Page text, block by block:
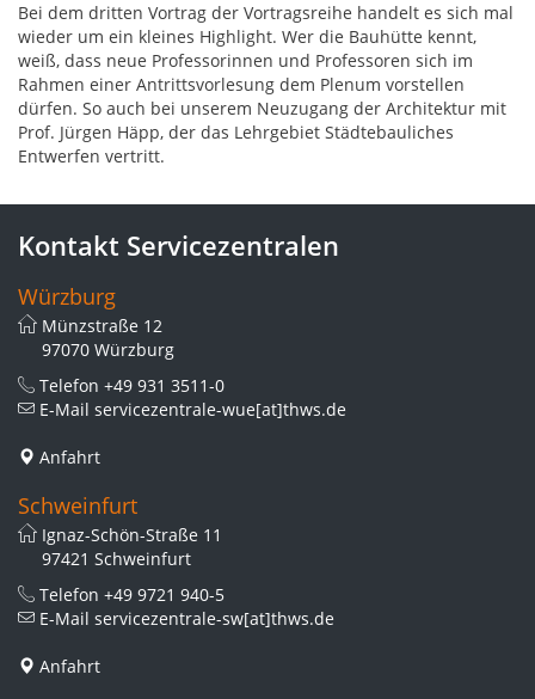
Bei dem dritten Vortrag der Vortragsreihe handelt es sich mal
wieder um ein kleines Highlight. Wer die Bauhütte kennt,
weiß, dass neue Professorinnen und Professoren sich im
Rahmen einer Antrittsvorlesung dem Plenum vorstellen
dürfen. So auch bei unserem Neuzugang der Architektur mit
Prof. Jürgen Häpp, der das Lehrgebiet Städtebauliches
Entwerfen vertritt.
Kontakt Servicezentralen
Würzburg
Münzstraße 12
97070 Würzburg
Telefon +49 931 3511-0
E-Mail servicezentrale-wue[at]thws.de
Anfahrt
Schweinfurt
Ignaz-Schön-Straße 11
97421 Schweinfurt
Telefon +49 9721 940-5
E-Mail servicezentrale-sw[at]thws.de
Anfahrt